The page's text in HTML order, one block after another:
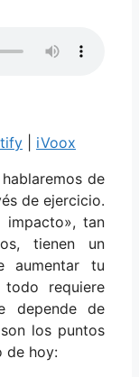
iVoox
de
de ejercicio.
tan
tienen un
aumentar tu
todo requiere
depende de
los puntos
de hoy: